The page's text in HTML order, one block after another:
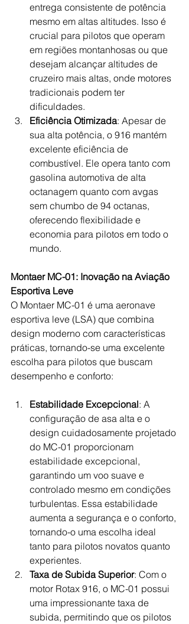
entrega consistente de potência
mesmo em altas altitudes. Isso é
crucial para pilotos que operam
em regiões montanhosas ou que
desejam alcançar altitudes de
cruzeiro mais altas, onde motores
tradicionais podem ter
dificuldades.
Eficiência Otimizada: Apesar de
sua alta potência, o 916 mantém
excelente eficiência de
combustível. Ele opera tanto com
gasolina automotiva de alta
octanagem quanto com avgas
sem chumbo de 94 octanas,
oferecendo flexibilidade e
economia para pilotos em todo o
mundo.
Montaer MC-01: Inovação na Aviação
Esportiva Leve
O Montaer MC-01 é uma aeronave
esportiva leve (LSA) que combina
design moderno com características
práticas, tornando-se uma excelente
escolha para pilotos que buscam
desempenho e conforto:
Estabilidade Excepcional: A
configuração de asa alta e o
design cuidadosamente projetado
do MC-01 proporcionam
estabilidade excepcional,
garantindo um voo suave e
controlado mesmo em condições
turbulentas. Essa estabilidade
aumenta a segurança e o conforto,
tornando-o uma escolha ideal
tanto para pilotos novatos quanto
experientes.
Taxa de Subida Superior: Com o
motor Rotax 916, o MC-01 possui
uma impressionante taxa de
subida, permitindo que os pilotos